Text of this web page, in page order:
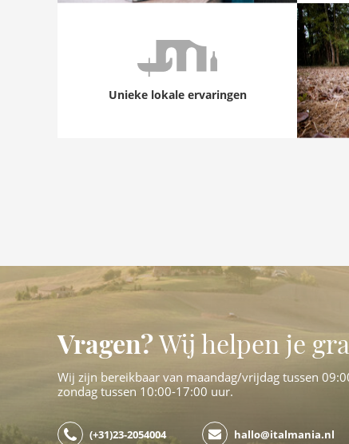
Unieke lokale ervaringen
Vragen?Wij helpen je
Wij zijn bereikbaar van maandag/vrijdag tussen
zondag tussen 10:00-17:00 uur.
(+31)23-2054004 hallo@italmania.nl